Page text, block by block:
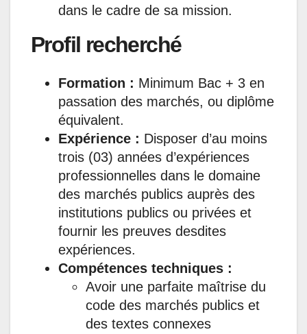
dans le cadre de sa mission.
Profil recherché
Formation : Minimum Bac + 3 en
passation des marchés, ou diplôme
équivalent.
Expérience : Disposer d’au moins
trois (03) années d’expériences
professionnelles dans le domaine
des marchés publics auprès des
institutions publics ou privées et
fournir les preuves desdites
expériences.
Compétences techniques :
Avoir une parfaite maîtrise du
code des marchés publics et
des textes connexes